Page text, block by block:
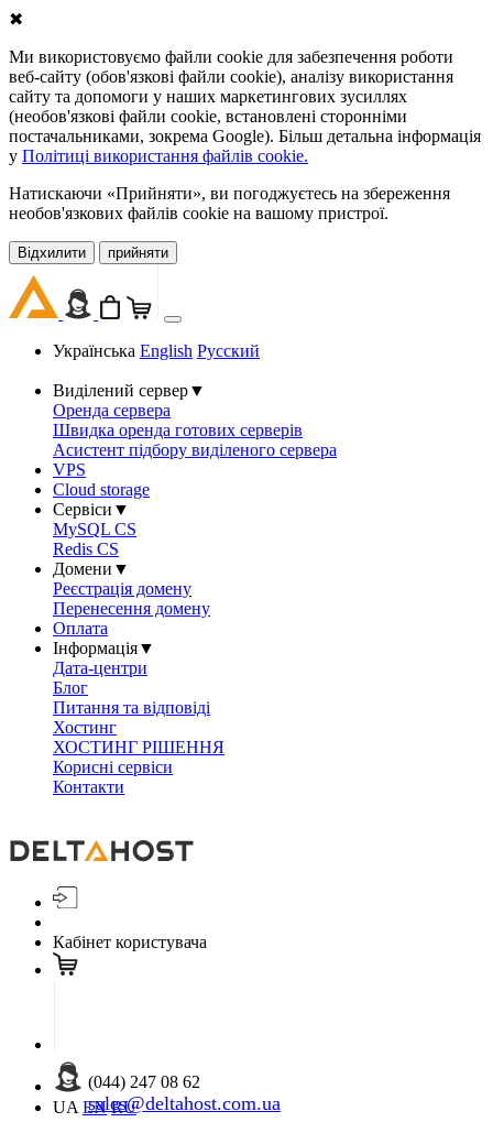
✖
Ми використовуємо файли cookie для забезпечення роботи
веб-сайту (обов'язкові файли cookie), аналізу використання
сайту та допомоги у наших маркетингових зусиллях
(необов'язкові файли cookie, встановлені сторонніми
постачальниками, зокрема Google). Більш детальна інформація
у Політиці використання файлів cookie.
Натискаючи «Прийняти», ви погоджуєтесь на збереження
необов'язкових файлів cookie на вашому пристрої.
Відхилити прийняти
Українська English Русский
Виділений сервер▼
Оренда сервера
Швидка оренда готових серверів
Асистент підбору виділеного сервера
VPS
Cloud storage
Сервіси ▼
MySQL CS
Redis CS
Домени ▼
Реєстрація домену
Перенесення домену
Оплата
Інформація▼
Дата-центри
Блог
Питання та відповіді
Хостинг
ХОСТИНГ РІШЕННЯ
Корисні сервіси
Контакти
Кабінет користувача
(044) 247 08 62
sales@deltahost.com.ua
UA EN RU